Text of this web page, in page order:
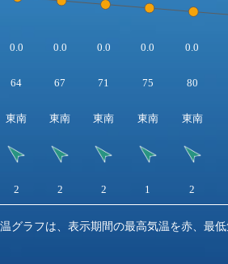
0.0 0.0 0.0 0.0 0.0
64 67 71 75 80
東南 東南 東南 東南 東南
2 2 2 1 2
グラフは、表示期間の最高気温を赤、最低